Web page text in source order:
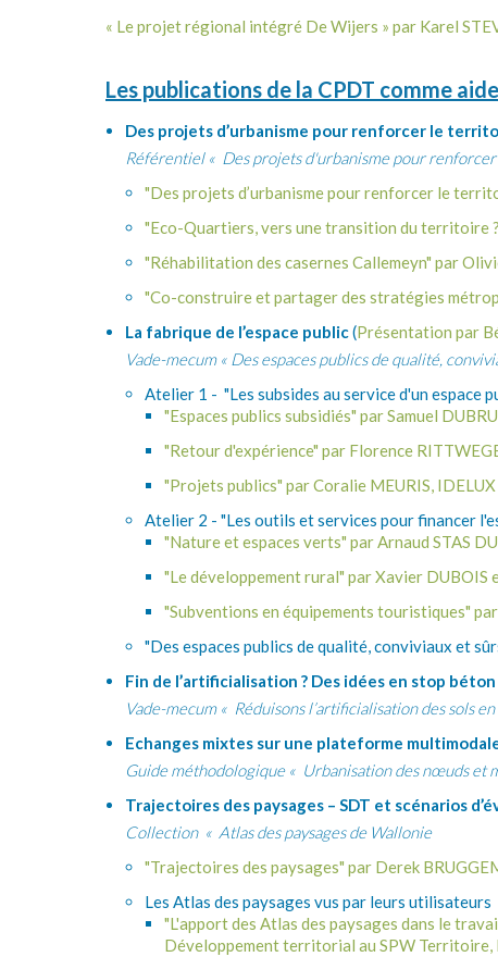
« Le projet régional intégré De Wijers » par Karel
Les publications de la CPDT comme
Des projets d’urbanisme pour renforcer le
Référentiel « Des projets d'urbanisme pour
​"Des projets d’urbanisme pour renforcer le
​"Eco-Quartiers, vers une transition du territoire
"Réhabilitation des casernes Callemeyn" par
"Co-construire et partager des stratégies
La fabrique de l’espace public(Présentation par
Vade-mecum « Des espaces publics de qualité,
Atelier 1 - ​"Les subsides au service d'un espace
"Espaces publics subsidiés" par Samuel
"Retour d'expérience" par Florence
"Projets publics" par Coralie MEURIS, IDELUX
Atelier 2 - "Les outils et services pour financer
​"Nature et espaces verts" par Arnaud STAS
"Le développement rural" par Xavier DUBOIS
"Subventions en équipements touristiques"
"Des espaces publics de qualité, conviviaux et
Fin de l’artificialisation ? Des idées en stop béton
Vade-mecum « Réduisons l’artificialisation des sols
Echanges mixtes sur une plateforme
Guide méthodologique « Urbanisation des nœuds et
Trajectoires des paysages – SDT et scénarios
Collection « Atlas des paysages de Wallonie
"Trajectoires des paysages" par Derek
Les Atlas des paysages vus par leurs utilisateurs
"L'apport des Atlas des paysages dans le
Développement territorial au SPW Territoire,